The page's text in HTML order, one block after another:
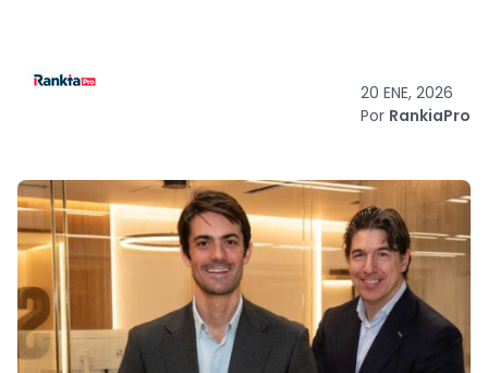
20 ENE, 2026
Por RankiaPro